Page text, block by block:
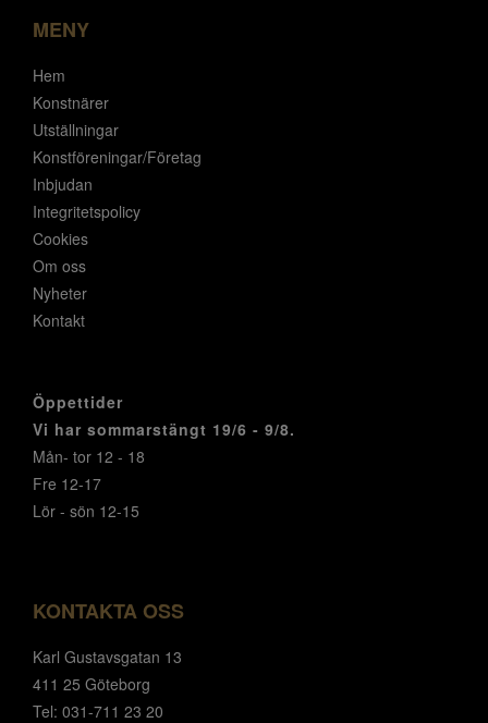
MENY
Hem
Konstnärer
Utställningar
Konstföreningar/Företag
Inbjudan
Integritetspolicy
Cookies
Om oss
Nyheter
Kontakt
Öppettider
Vi har sommarstängt 19/6 - 9/8.
Mån- tor 12 - 18
Fre 12-17
Lör - sön 12-15
KONTAKTA OSS
Karl Gustavsgatan 13
411 25 Göteborg
Tel: 031-711 23 20